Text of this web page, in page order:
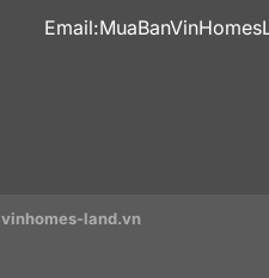
Email:
vinhomes-land.vn